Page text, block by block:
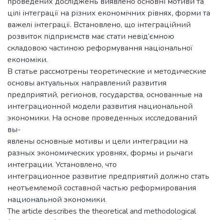
цілі інтеграції на різних економічних рівнях, форми та
важелі інтеграції. Встановлено, що інтеграційний
розвиток підприємств має стати невід’ємною
складовою частиною реформування національної
економіки.
В статье рассмотрены теоретические и методические
основы актуальных направлений развития
предприятий, регионов, государства, основанные на
интеграционной модели развития национальной
экономики. На основе проведенных исследований
вы-
явлены основные мотивы и цели интеграции на
разных экономических уровнях, формы и рычаги
интеграции. Установлено, что
интеграционное развитие предприятий должно стать
неотъемлемой составной частью реформирования
национальной экономики.
The article describes the theoretical and methodological